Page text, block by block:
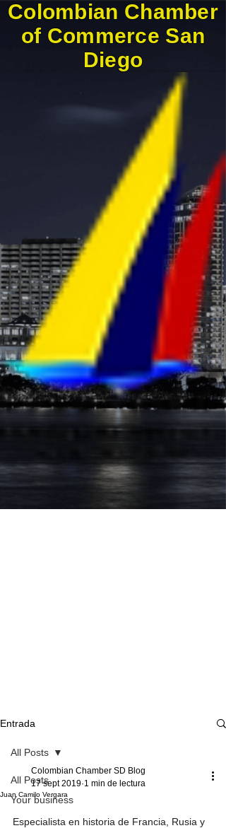
Colombian Chamber
of Commerce San
Diego
Entrada
All Posts
Your business
All Posts
Juan Camilo Vergara
Colombian Chamber SD Blog
17 sept 2019 1 min de lectura
Especialista en historia de Francia, Rusia y